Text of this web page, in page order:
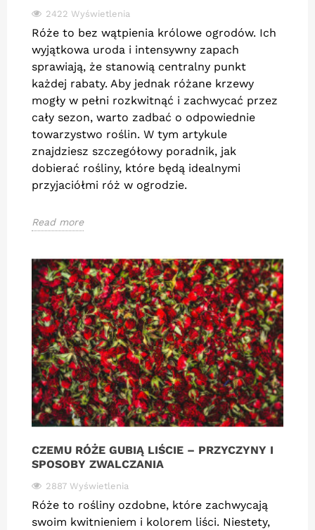
2422 Wyświetlenia
Róże to bez wątpienia królowe ogrodów. Ich
wyjątkowa uroda i intensywny zapach
sprawiają, że stanowią centralny punkt
każdej rabaty. Aby jednak różane krzewy
mogły w pełni rozkwitnąć i zachwycać przez
cały sezon, warto zadbać o odpowiednie
towarzystwo roślin. W tym artykule
znajdziesz szczegółowy poradnik, jak
dobierać rośliny, które będą idealnymi
przyjaciółmi róż w ogrodzie.
Read more
CZEMU RÓŻE GUBIĄ LIŚCIE – PRZYCZYNY I
SPOSOBY ZWALCZANIA
2887 Wyświetlenia
Róże to rośliny ozdobne, które zachwycają
swoim kwitnieniem i kolorem liści. Niestety,